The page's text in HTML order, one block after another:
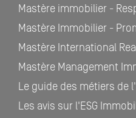
Mastère immobilier -
Mastère Immobilier -
Mastère International
Mastère Management
Le guide des métiers de
Les avis sur l'ESG